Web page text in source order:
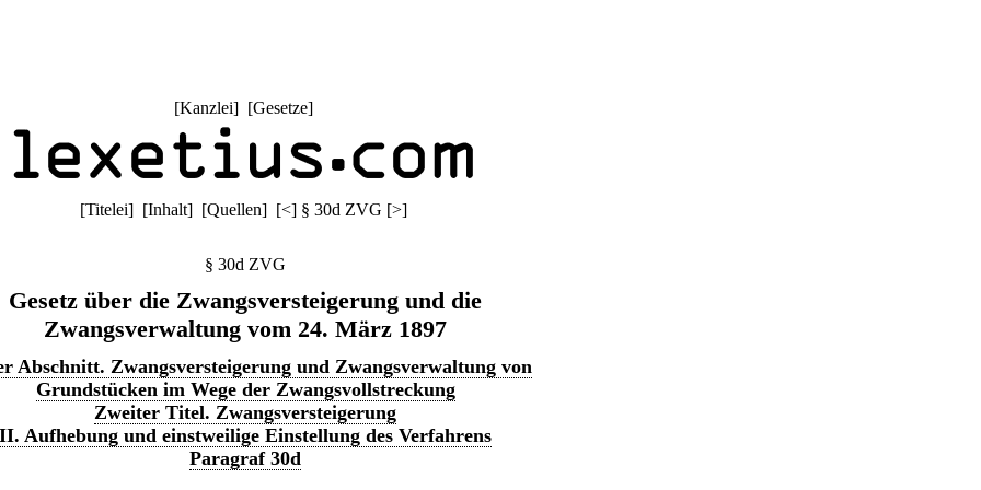
[Kanzlei] [Gesetze]
[Titelei] [Inhalt] [Quellen] [<] § 30d ZVG [>]
§ 30d ZVG
Gesetz über die Zwangsversteigerung und die
Zwangsverwaltung vom 24. März 1897
Abschnitt. Zwangsversteigerung und Zwangsverwaltung von
Grundstücken im Wege der Zwangsvollstreckung
Zweiter Titel. Zwangsversteigerung
II. Aufhebung und einstweilige Einstellung des Verfahrens
Paragraf 30d